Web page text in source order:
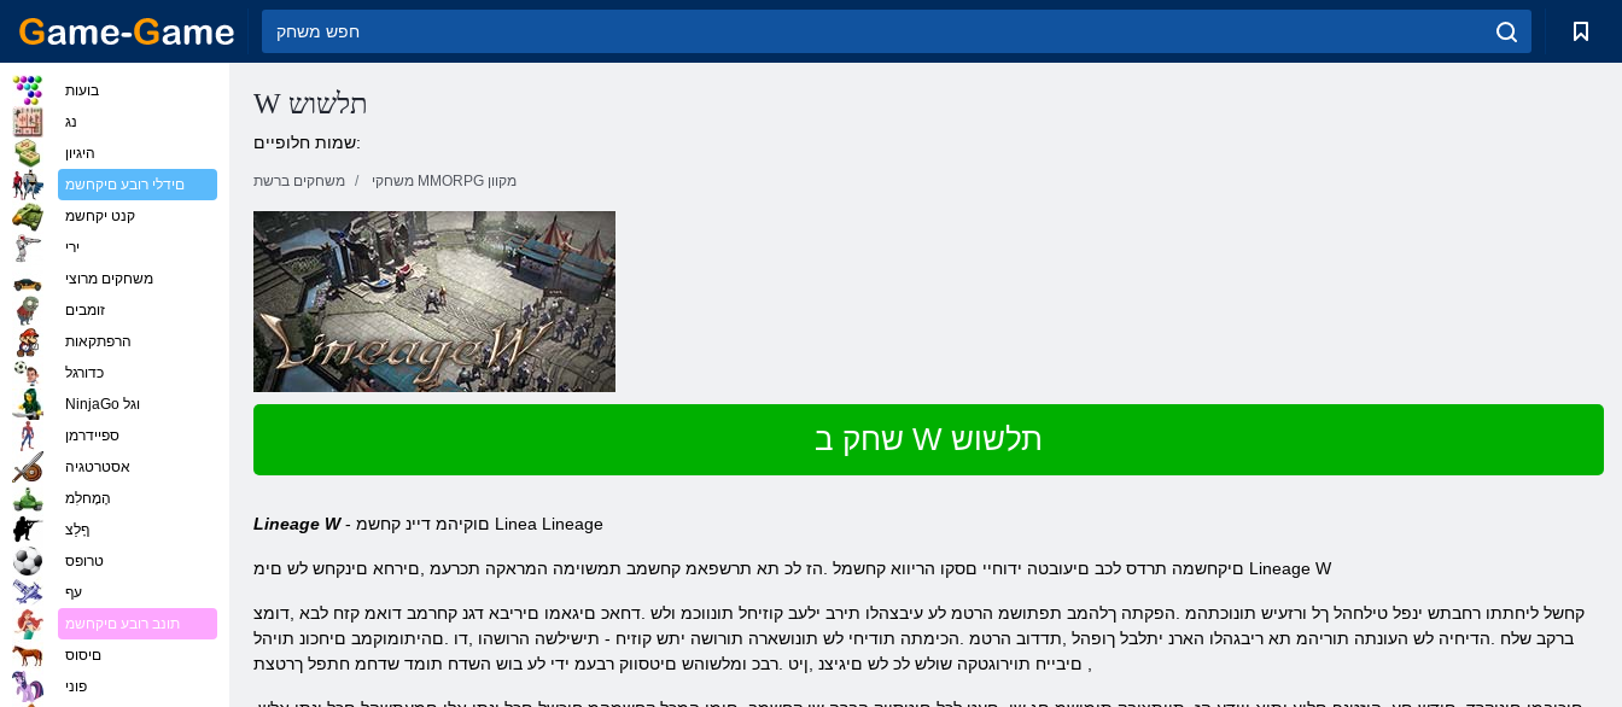
W תלשוש
שמות חלופיים:
משחקים ברשת משחקי MMORPG מקוון
שחק ב W תלשוש
Lineage W - םוקיהמ דיינ קחשמ Linea Lineage
םיקחשמה תרדס לכב םיעובטה ידוחיי םסקו הריווא קחשמל .הז לכ תא תרשפאמ קחשמב תמשוימה המראקה תכרעמ ,םירחא םינקחש לש םימ Lineage W
קחשל ליחתתו רחבתש ינפל טילחהל ךל ורזעיש תונוכתהמ .הפקתה ךלהמב תפתושמ הרטמ לע עיבצהלו תירב ילעב קוזיחל תונווכמ ולש .דחאכ םיגאמו םיריבא דגנ קחרמב דואמ קזח לבא ,דומצ
ברקב שלח .הדיחיה לש העונתה תוריהמ תא ריבגהלו הארנ יתלבל ךופהל ,תדדוב הרטמ .הכימתה תודיחי לש תונושארה תורושה יתש קוזיח - תישילשה הרושהו ,דו .םהיתומוקמב םיחכונ תויהל
בועות
נג
היגיון
םידלי רובע םיקחשמ
קנט יקחשמ
ירי
משחקים מרוצי
זומבים
הרפתקאות
כדורגל
NinjaGo וגל
ספיידרמן
אסטרטגיה
הָמָחלִמ
ףָלַצ
טרופס
עף
תונב רובע םיקחשמ
םיסוס
פוני